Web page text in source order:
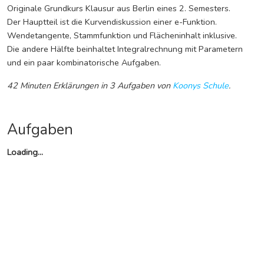
Originale Grundkurs Klausur aus Berlin eines 2. Semesters.
Der Hauptteil ist die Kurvendiskussion einer e-Funktion.
Wendetangente, Stammfunktion und Flächeninhalt inklusive.
Die andere Hälfte beinhaltet Integralrechnung mit Parametern
und ein paar kombinatorische Aufgaben.
42 Minuten Erklärungen in 3 Aufgabenvon Koonys Schule.
Aufgaben